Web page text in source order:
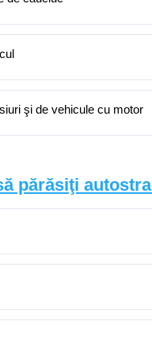
şi de vehicule cu motor
părăsiţi